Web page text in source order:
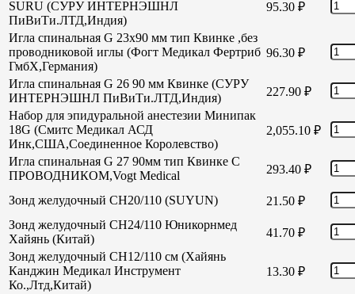
SURU (СУРУ ИНТЕРНЭШНЛ
ПиВиТи.ЛТД,Индия)
95.30 ₽
Игла спинальная G 23х90 мм тип Квинке ,без
проводниковой иглы (Фогт Медикал Фертриб
ГмбХ,Германия)
96.30 ₽
Игла спинальная G 26 90 мм Квинке (СУРУ
ИНТЕРНЭШНЛ ПиВиТи.ЛТД,Индия)
227.90 ₽
Набор для эпидуральной анестезии Минипак
18G (Смитс Медикал АСД
Инк,США,Соединенное Королевство)
2,055.10 ₽
Игла спинальная G 27 90мм тип Квинке С
ПРОВОДНИКОМ,Vogt Medical
293.40 ₽
Зонд желудочный СН20/110 (SUYUN) 21.50 ₽
Зонд желудочный СН24/110 Юникорнмед
Хайянь (Китай)
41.70 ₽
Зонд желудочный CH12/110 см (Хайянь
Канджин Медикал Инструмент
Ко.,Лтд,Китай)
13.30 ₽